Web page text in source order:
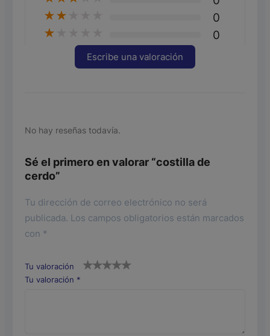
★★ 0
★ 0
Escribe una valoración
No hay reseñas todavía.
Sé el primero en valorar “costilla de
cerdo”
Tu dirección de correo electrónico no será
publicada. Los campos obligatorios están marcados
con *
Tu valoración
Tu valoración *